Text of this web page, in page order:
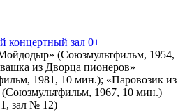
концертный зал 0+
(Союзмультфильм, 1954,
из Дворца пионеров»
1981, 10 мин.); «Паровозик из
1967, 10 мин.)
зал № 12)